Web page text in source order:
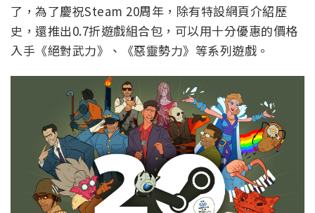
了，為了慶祝Steam 20周年，除有特設網頁介紹歷
史，還推出0.7折遊戲組合包，可以用十分優惠的價格
入手《絕對武力》、《惡靈勢力》等系列遊戲。